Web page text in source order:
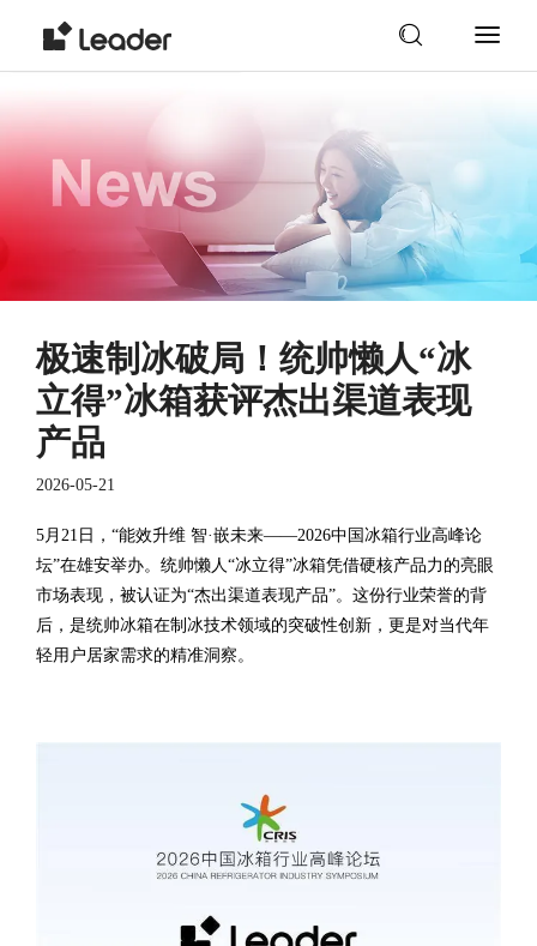
极速制冰破局！统帅懒人“冰
立得”冰箱获评杰出渠道表现
产品
2026-05-21
5月21日，“能效升维 智·嵌未来——2026中国冰箱行业高峰论
坛”在雄安举办。统帅懒人“冰立得”冰箱凭借硬核产品力的亮眼
市场表现，被认证为“杰出渠道表现产品”。这份行业荣誉的背
后，是统帅冰箱在制冰技术领域的突破性创新，更是对当代年
轻用户居家需求的精准洞察。